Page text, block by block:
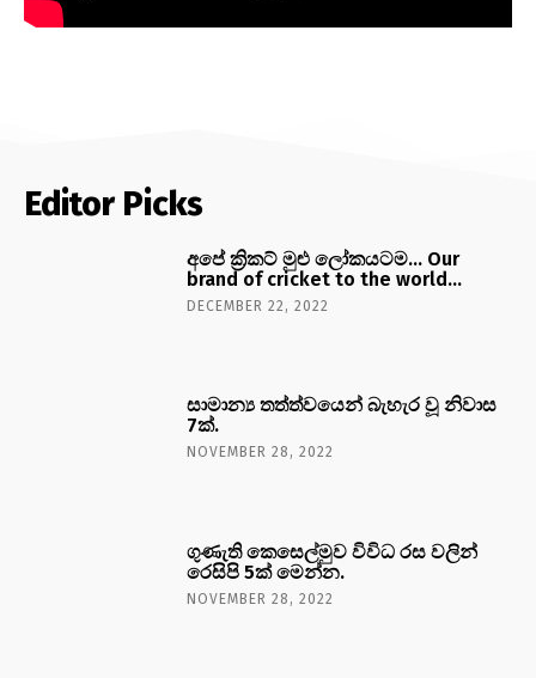
Editor Picks
අපේ ක්‍රිකට් මුළු ලෝකයටම… Our
brand of cricket to the world…
DECEMBER 22, 2022
සාමාන්‍ය තත්ත්වයෙන් බැහැර වූ නිවාස
7ක්.
NOVEMBER 28, 2022
ගුණැති කෙසෙල්මුව විවිධ රස වලින්
රෙසිපි 5ක් මෙන්න.
NOVEMBER 28, 2022